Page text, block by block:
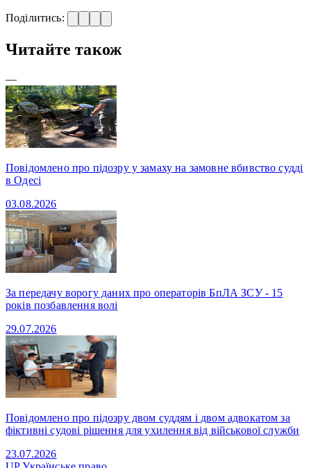
Поділитись:
Читайте також
—
Повідомлено про підозру у замаху на замовне вбивство судді
в Одесі
03.08.2026
За передачу ворогу даних про операторів БпЛА ЗСУ - 15
років позбавлення волі
29.07.2026
Повідомлено про підозру двом суддям і двом адвокатом за
фіктивні судові рішення для ухилення від військової служби
23.07.2026